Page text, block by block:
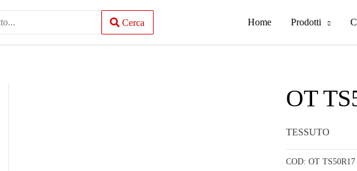
Cerca Home Prodotti
OT
TESSUTO
COD: OT TS50R17